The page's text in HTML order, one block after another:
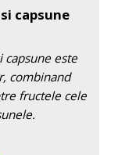
capsune
capsune este
combinand
fructele cele